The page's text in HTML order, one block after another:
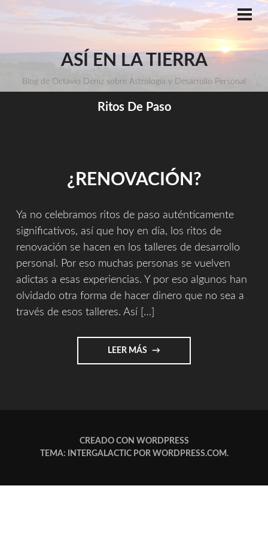
ASÍ EN LA TIERRA
Blog de Octavio Déniz sobre Astrología y Desarrollo Personal
Ritos De Paso
¿RENOVACIÓN?
Ya no celebramos ritos de paso auténticamente
significativos, así que hoy en día, los ritos de
renovación se hacen en los talleres de desarrollo
personal. Por eso muchas personas se vuelven
adictas a esas experiencias. Y por eso algunos han
olvidado otra forma de hacer dinero que no sea a
través de esos talleres. Así […]
LEER MÁS "¿RENOVACIÓN?"
CREADO CON WORDPRESS
TEMA: INTERGALACTIC POR WORDPRESS.COM.